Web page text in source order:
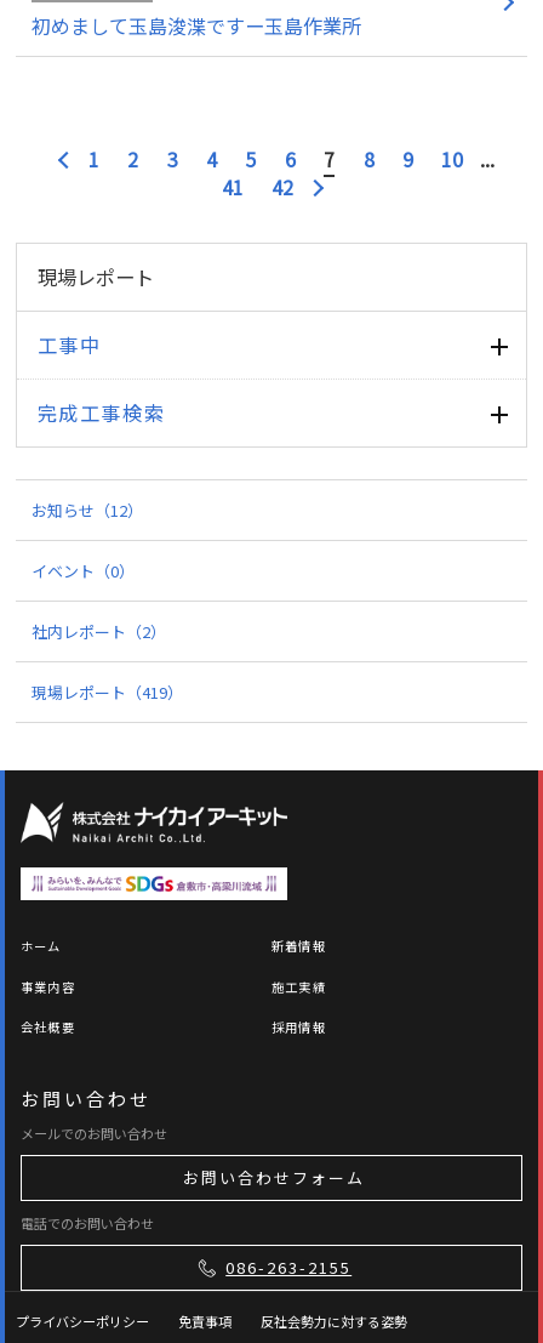
初めまして玉島浚渫ですー玉島作業所
1 2 3 4 5 6 7 8 9 10
...
41
42
現場レポート
工事中
完成工事検索
お知らせ （12）
イベント （0）
社内レポート （2）
現場レポート （419）
ホーム 新着情報
事業内容 施工実績
会社概要 採用情報
お問い合わせ
メールでのお問い合わせ
お問い合わせフォーム
電話でのお問い合わせ
086-263-2155
プライバシーポリシー 免責事項
反社会勢力に対する姿勢